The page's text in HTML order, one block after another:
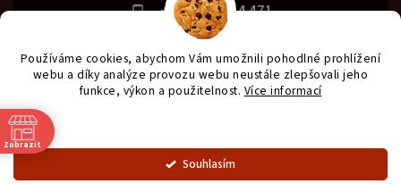
Používáme cookies, abychom Vám umožnili pohodlné prohlížení
webu a díky analýze provozu webu neustále zlepšovali jeho
funkce, výkon a použitelnost. Více informací
Souhlasím
OZNÁMENÍ - od 1.7. otevírací doba prodejny od 9 - 16:30.
+420 731 614 471
info@svetgrilu.cz
Zobrazit